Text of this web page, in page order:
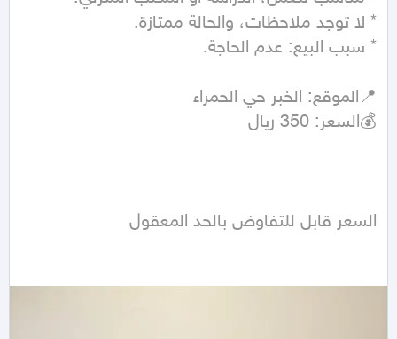
السعر قابل للتفاوض بالحد المعقول